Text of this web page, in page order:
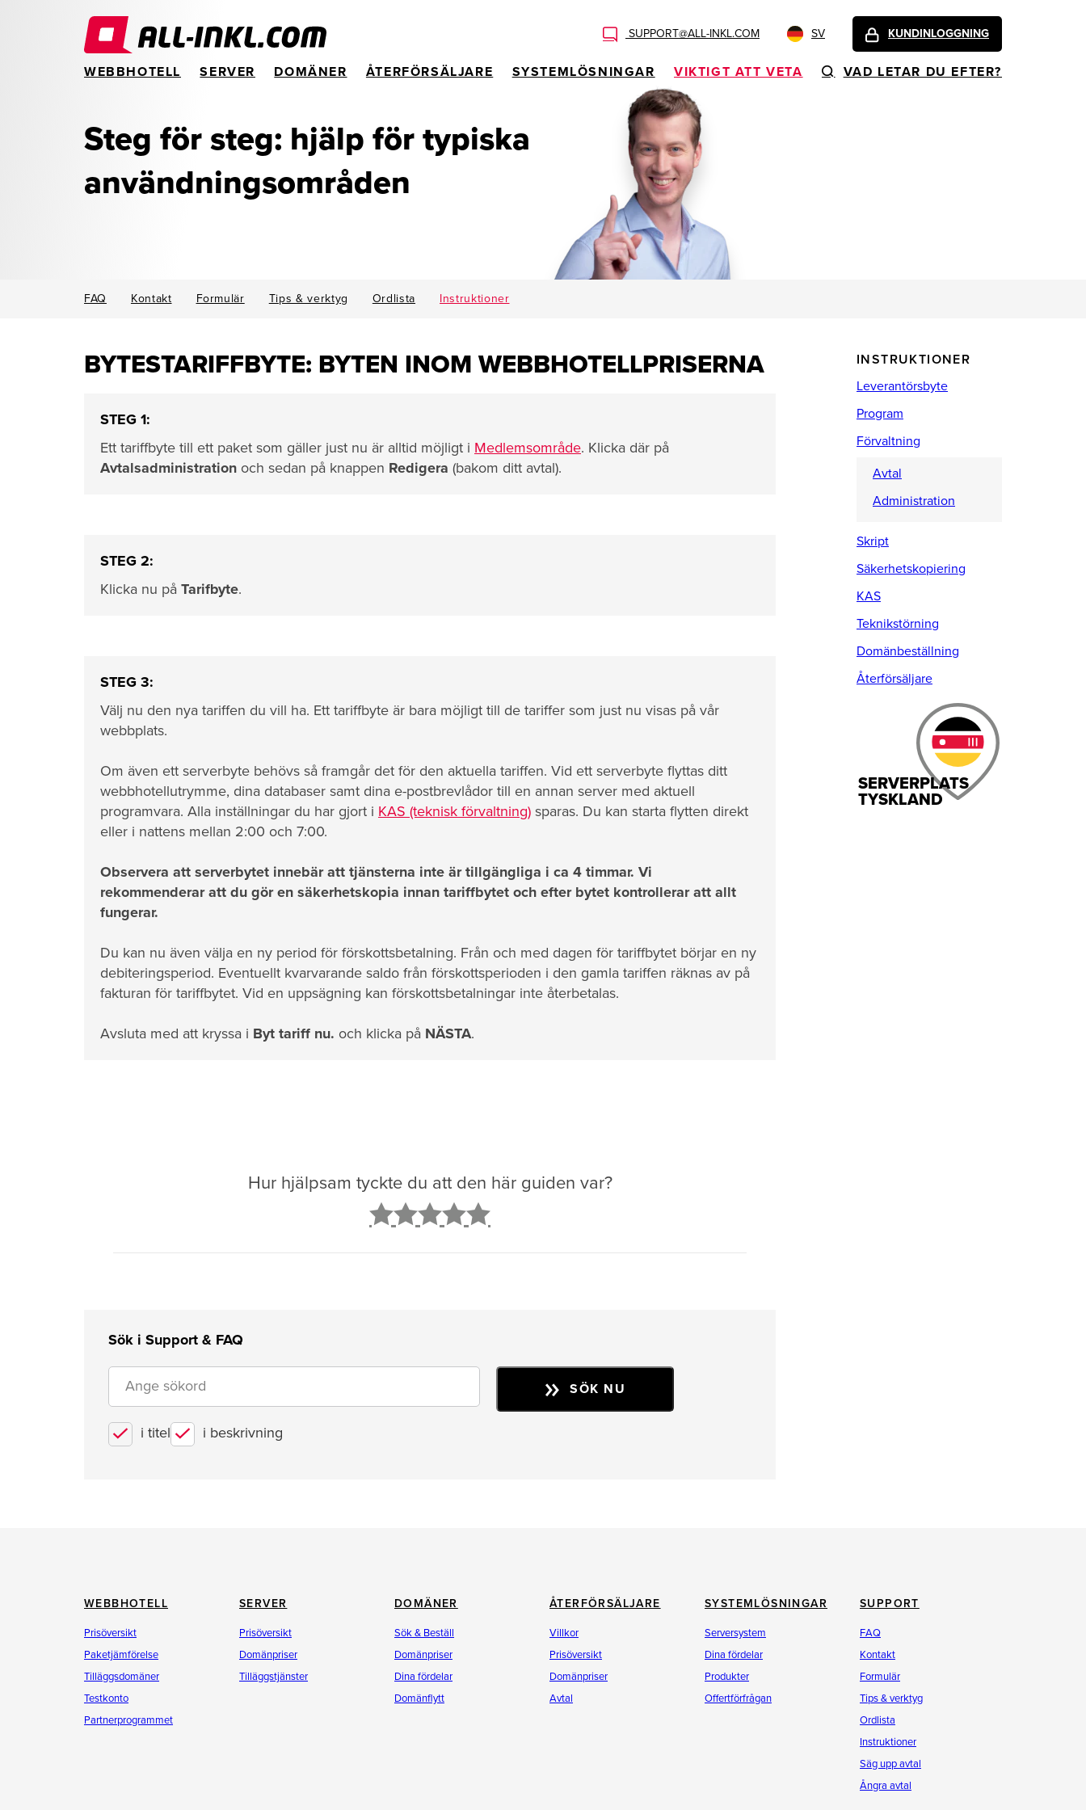
SUPPORT@ALL-INKL.COM SV KUNDINLOGGNING
WEBBHOTELL SERVER DOMÄNER ÅTERFÖRSÄLJARE SYSTEMLÖSNINGAR VIKTIGT ATT VETA VAD LETAR DU EFTER?
Steg för steg: hjälp för typiska
användningsområden
FAQ Kontakt Formulär Tips & verktyg Ordlista Instruktioner
BYTESTARIFFBYTE: BYTEN INOM WEBBHOTELLPRISERNA
STEG 1:
Ett tariffbyte till ett paket som gäller just nu är alltid möjligt i Medlemsområde. Klicka där på
Avtalsadministration och sedan på knappen Redigera (bakom ditt avtal).
STEG 2:
Klicka nu på Tarifbyte.
STEG 3:
Välj nu den nya tariffen du vill ha. Ett tariffbyte är bara möjligt till de tariffer som just nu visas på vår
webbplats.
Om även ett serverbyte behövs så framgår det för den aktuella tariffen. Vid ett serverbyte flyttas ditt
webbhotellutrymme, dina databaser samt dina e-postbrevlådor till en annan server med aktuell
programvara. Alla inställningar du har gjort i KAS (teknisk förvaltning) sparas. Du kan starta flytten direkt
eller i nattens mellan 2:00 och 7:00.
Observera att serverbytet innebär att tjänsterna inte är tillgängliga i ca 4 timmar. Vi
rekommenderar att du gör en säkerhetskopia innan tariffbytet och efter bytet kontrollerar att allt
fungerar.
Du kan nu även välja en ny period för förskottsbetalning. Från och med dagen för tariffbytet börjar en ny
debiteringsperiod. Eventuellt kvarvarande saldo från förskottsperioden i den gamla tariffen räknas av på
fakturan för tariffbytet. Vid en uppsägning kan förskottsbetalningar inte återbetalas.
Avsluta med att kryssa i Byt tariff nu. och klicka på NÄSTA.
Hur hjälpsam tyckte du att den här guiden var?
Sök i Support & FAQ
i titel i beskrivning
SÖK NU
INSTRUKTIONER
Leverantörsbyte
Program
Förvaltning
Avtal
Administration
Skript
Säkerhetskopiering
KAS
Teknikstörning
Domänbeställning
Återförsäljare
SERVERPLATS
TYSKLAND
WEBBHOTELL
Prisöversikt
Paketjämförelse
Tilläggsdomäner
Testkonto
Partnerprogrammet
SERVER
Prisöversikt
Domänpriser
Tilläggstjänster
DOMÄNER
Sök & Beställ
Domänpriser
Dina fördelar
Domänflytt
ÅTERFÖRSÄLJARE
Villkor
Prisöversikt
Domänpriser
Avtal
SYSTEMLÖSNINGAR
Serversystem
Dina fördelar
Produkter
Offertförfrågan
SUPPORT
FAQ
Kontakt
Formulär
Tips & verktyg
Ordlista
Instruktioner
Säg upp avtal
Ångra avtal